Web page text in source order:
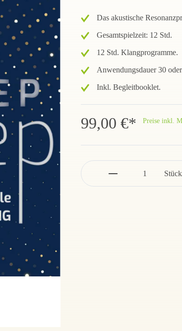
Das akustische
Gesamtspielzeit: 12 Std.
12 Std. Klangprogramme.
Anwendungsdauer 30
Inkl. Begleitbooklet.
99,00 €* Preise inkl.
Stück